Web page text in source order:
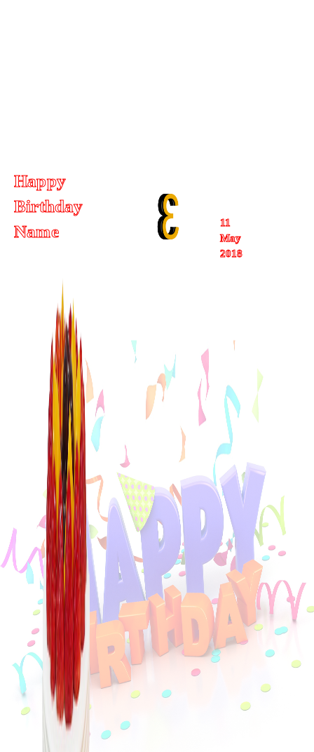
Happy
Birthday
Name
3
11
May
2018